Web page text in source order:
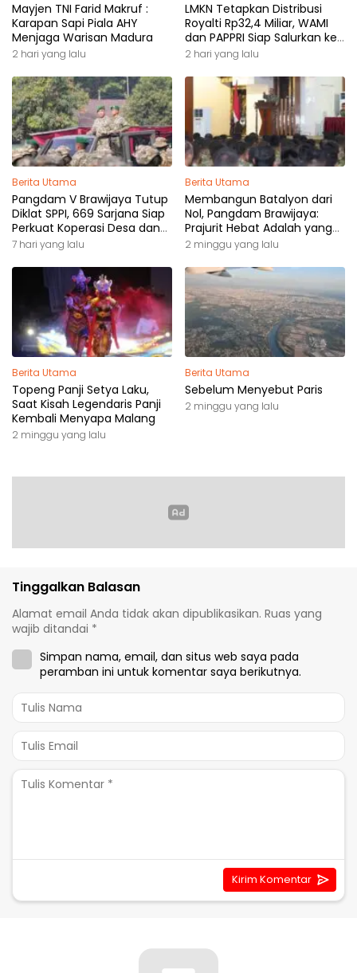
Mayjen TNI Farid Makruf :
Karapan Sapi Piala AHY
Menjaga Warisan Madura
2 hari yang lalu
LMKN Tetapkan Distribusi
Royalti Rp32,4 Miliar, WAMI
dan PAPPRI Siap Salurkan ke
Pemilik Hak
2 hari yang lalu
Berita Utama
Pangdam V Brawijaya Tutup
Diklat SPPI, 669 Sarjana Siap
Perkuat Koperasi Desa dan
Kampung Nelayan
7 hari yang lalu
Berita Utama
Membangun Batalyon dari
Nol, Pangdam Brawijaya:
Prajurit Hebat Adalah yang
Dibutuhkan Rakyat
2 minggu yang lalu
Berita Utama
Topeng Panji Setya Laku,
Saat Kisah Legendaris Panji
Kembali Menyapa Malang
2 minggu yang lalu
Berita Utama
Sebelum Menyebut Paris
2 minggu yang lalu
Tinggalkan Balasan
Alamat email Anda tidak akan dipublikasikan. Ruas yang
wajib ditandai *
Simpan nama, email, dan situs web saya pada
peramban ini untuk komentar saya berikutnya.